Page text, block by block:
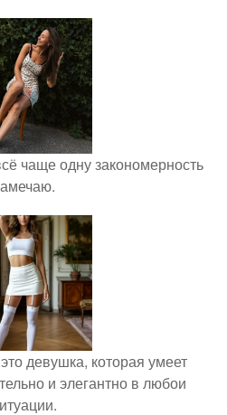
чаще одну закономерность
девушка, которая умеет
и элегантно в любои